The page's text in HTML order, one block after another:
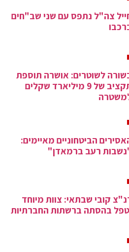
צה"ל נתפס עם שני שב"חים
לשוטרים: אושרה תוספת
תקציב של 9 מיליארד שקלים
הביטחוניים מאיימים:
רעב ברמאדן"
קובי שבתאי: צוות מיוחד
בהסתה ברשתות החברתיות